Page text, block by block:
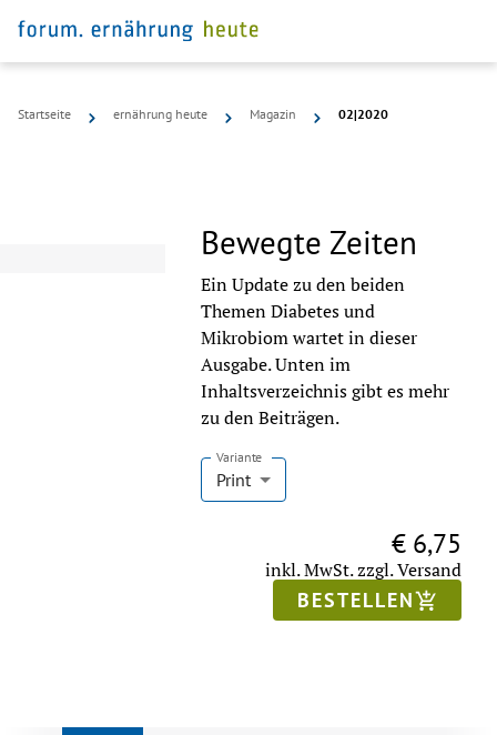
Startseite ernährung heute Magazin 02|2020
Bewegte Zeiten
Ein Update zu den beiden
Themen Diabetes und
Mikrobiom wartet in dieser
Ausgabe. Unten im
Inhaltsverzeichnis gibt es mehr
zu den Beiträgen.
Variante
Print
€ 6,75
inkl. MwSt.zzgl. Versand
BESTELLEN